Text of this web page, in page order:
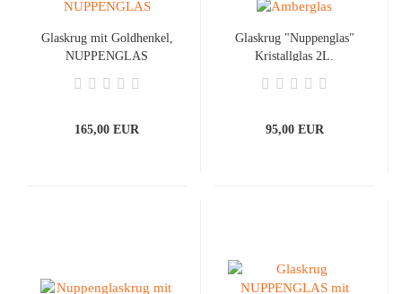
Glaskrug mit Goldhenkel,
NUPPENGLAS
165,00 EUR
Glaskrug "Nuppenglas"
Kristallglas 2L.
95,00 EUR